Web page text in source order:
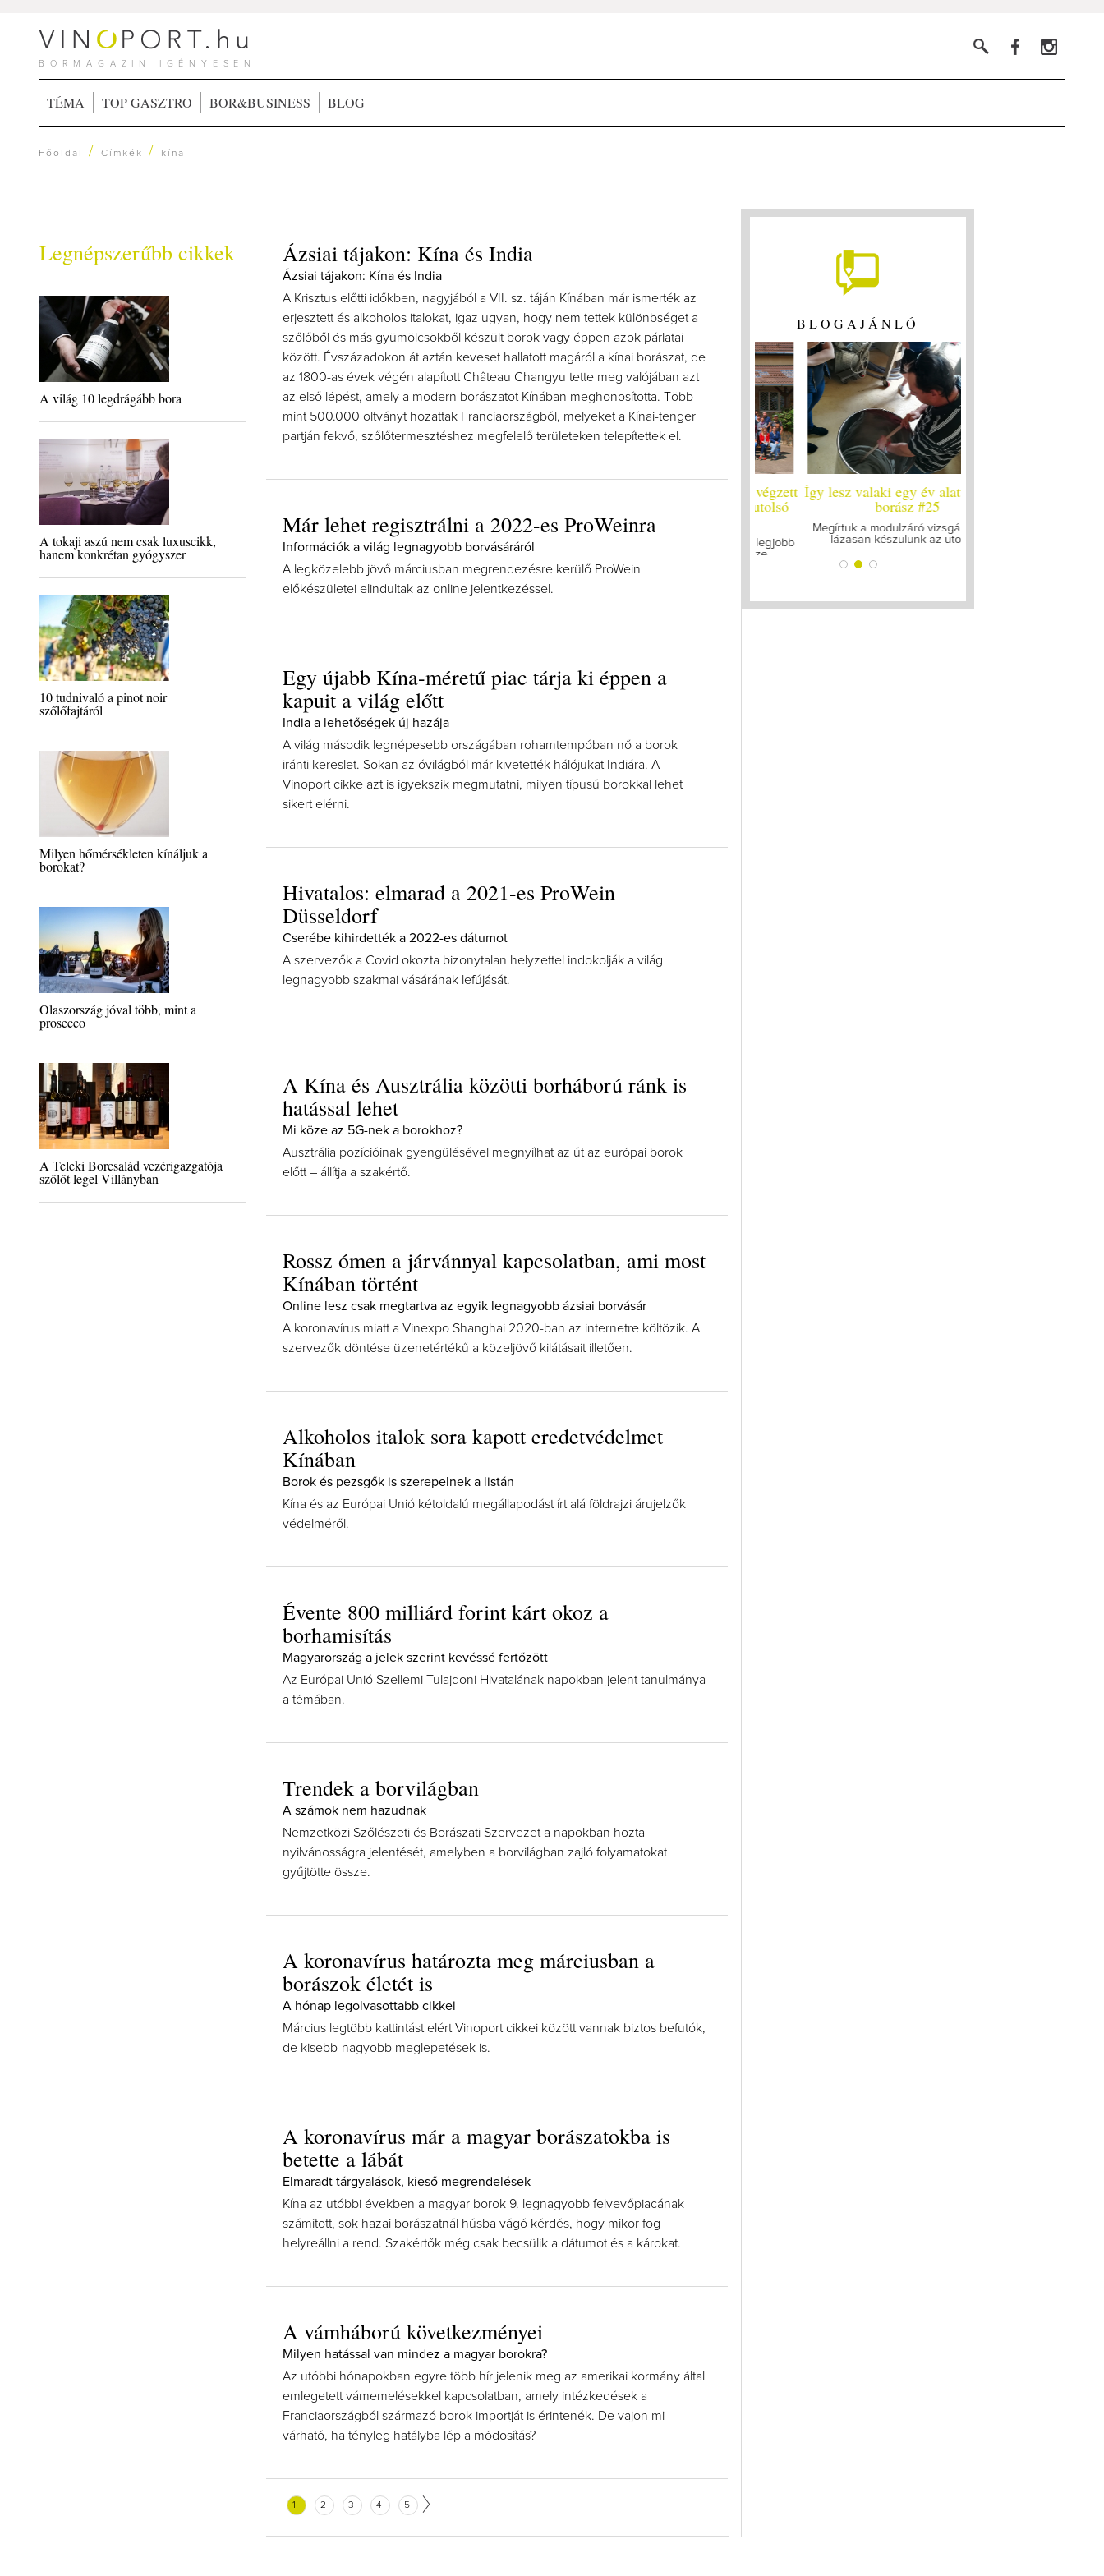
BORMAGAZIN IGÉNYESEN
TÉMA TOP GASZTRO BOR&BUSINESS BLOG
Főoldal /Címkék / kína
Legnépszerűbb cikkek
A világ 10 legdrágább bora
A tokaji aszú nem csak luxuscikk,
hanem konkrétan gyógyszer
10 tudnivaló a pinot noir
szőlőfajtáról
Milyen hőmérsékleten kínáljuk a
borokat?
Olaszország jóval több, mint a
prosecco
A Teleki Borcsalád vezérigazgatója
szőlőt legel Villányban
Ázsiai tájakon: Kína és India
Ázsiai tájakon: Kína és India
A Krisztus előtti időkben, nagyjából a VII. sz. táján Kínában már ismerték az
erjesztett és alkoholos italokat, igaz ugyan, hogy nem tettek különbséget a
szőlőből és más gyümölcsökből készült borok vagy éppen azok párlatai
között. Évszázadokon át aztán keveset hallatott magáról a kínai borászat, de
az 1800-as évek végén alapított Château Changyu tette meg valójában azt
az első lépést, amely a modern borászatot Kínában meghonosította. Több
mint 500.000 oltványt hozattak Franciaországból, melyeket a Kínai-tenger
partján fekvő, szőlőtermesztéshez megfelelő területeken telepítettek el.
Már lehet regisztrálni a 2022-es ProWeinra
Információk a világ legnagyobb borvásáráról
A legközelebb jövő márciusban megrendezésre kerülő ProWein
előkészületei elindultak az online jelentkezéssel.
Egy újabb Kína-méretű piac tárja ki éppen a
kapuit a világ előtt
India a lehetőségek új hazája
A világ második legnépesebb országában rohamtempóban nő a borok
iránti kereslet. Sokan az óvilágból már kivetették hálójukat Indiára. A
Vinoport cikke azt is igyekszik megmutatni, milyen típusú borokkal lehet
sikert elérni.
Hivatalos: elmarad a 2021-es ProWein
Düsseldorf
Cserébe kihirdették a 2022-es dátumot
A szervezők a Covid okozta bizonytalan helyzettel indokolják a világ
legnagyobb szakmai vásárának lefújását.
A Kína és Ausztrália közötti borháború ránk is
hatással lehet
Mi köze az 5G-nek a borokhoz?
Ausztrália pozícióinak gyengülésével megnyílhat az út az európai borok
előtt – állítja a szakértő.
Rossz ómen a járvánnyal kapcsolatban, ami most
Kínában történt
Online lesz csak megtartva az egyik legnagyobb ázsiai borvásár
A koronavírus miatt a Vinexpo Shanghai 2020-ban az internetre költözik. A
szervezők döntése üzenetértékű a közeljövő kilátásait illetően.
Alkoholos italok sora kapott eredetvédelmet
Kínában
Borok és pezsgők is szerepelnek a listán
Kína és az Európai Unió kétoldalú megállapodást írt alá földrajzi árujelzők
védelméről.
Évente 800 milliárd forint kárt okoz a
borhamisítás
Magyarország a jelek szerint kevéssé fertőzött
Az Európai Unió Szellemi Tulajdoni Hivatalának napokban jelent tanulmánya
a témában.
Trendek a borvilágban
A számok nem hazudnak
Nemzetközi Szőlészeti és Borászati Szervezet a napokban hozta
nyilvánosságra jelentését, amelyben a borvilágban zajló folyamatokat
gyűjtötte össze.
A koronavírus határozta meg márciusban a
borászok életét is
A hónap legolvasottabb cikkei
Március legtöbb kattintást elért Vinoport cikkei között vannak biztos befutók,
de kisebb-nagyobb meglepetések is.
A koronavírus már a magyar borászatokba is
betette a lábát
Elmaradt tárgyalások, kieső megrendelések
Kína az utóbbi években a magyar borok 9. legnagyobb felvevőpiacának
számított, sok hazai borászatnál húsba vágó kérdés, hogy mikor fog
helyreállni a rend. Szakértők még csak becsülik a dátumot és a károkat.
A vámháború következményei
Milyen hatással van mindez a magyar borokra?
Az utóbbi hónapokban egyre több hír jelenik meg az amerikai kormány által
emlegetett vámemelésekkel kapcsolatban, amely intézkedések a
Franciaországból származó borok importját is érintenék. De vajon mi
várható, ha tényleg hatályba lép a módosítás?
1 2 3 4 5
BLOGAJÁNLÓ
poszt
Így lesz valaki egy év alatt végzett
borász #25
Megírtuk a modulzáró vizsgákat, már
lázasan készülünk az utolsó...